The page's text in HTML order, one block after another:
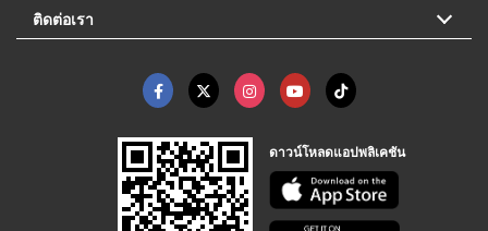
ติดต่อเรา
ดาวน์โหลดแอปพลิเคชัน